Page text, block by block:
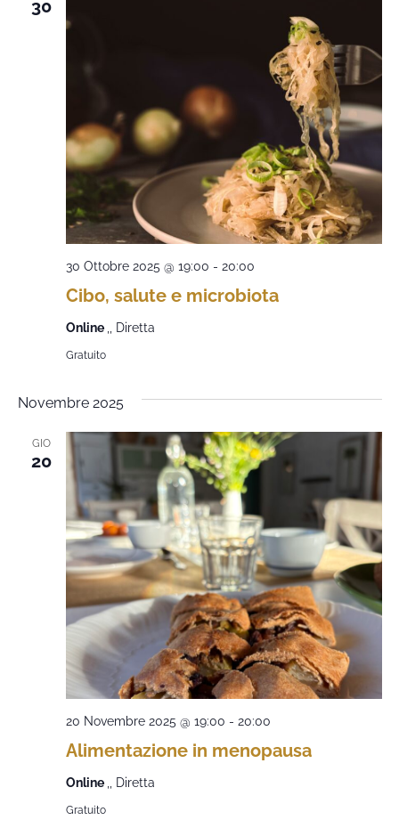
30
Cibo, salute e microbiota
30 Ottobre 2025 @ 19:00 - 20:00
Online ,, Diretta
Gratuito
Novembre 2025
GIO
20
Alimentazione in menopausa
20 Novembre 2025 @ 19:00 - 20:00
Online ,, Diretta
Gratuito